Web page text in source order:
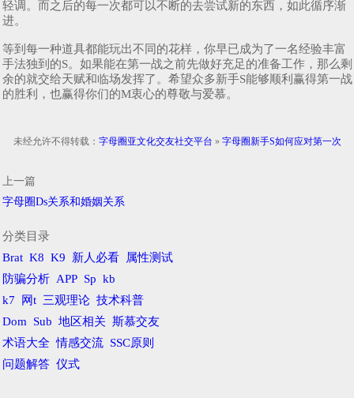
轻调。而之后的每一次都可以不断的去尝试新的东西，如此循序渐
进。
等到每一种道具都能玩出不同的花样，你早已成为了一名经验丰富
手法独到的S。如果能在第一战之前先做好充足的准备工作，那么剩
余的就交给天赋和临场发挥了。希望众多新手S能够顺利赢得第一战
的胜利，也赢得你们的M衷心的尊敬与爱慕。
未经允许不得转载： 字母圈亚文化交友社交平台 » 字母圈新手S如何应对第一次
上一篇
字母圈Ds关系和婚姻关系
分类目录
Brat K8 K9 新人必看
属性测试
防骗分析 APP Sp kb
k7
网t 三观理论 技术科普
Dom
Sub 地区相关 斯慕交友
术语大全 情感交流 SSC原则
问题解答 仪式